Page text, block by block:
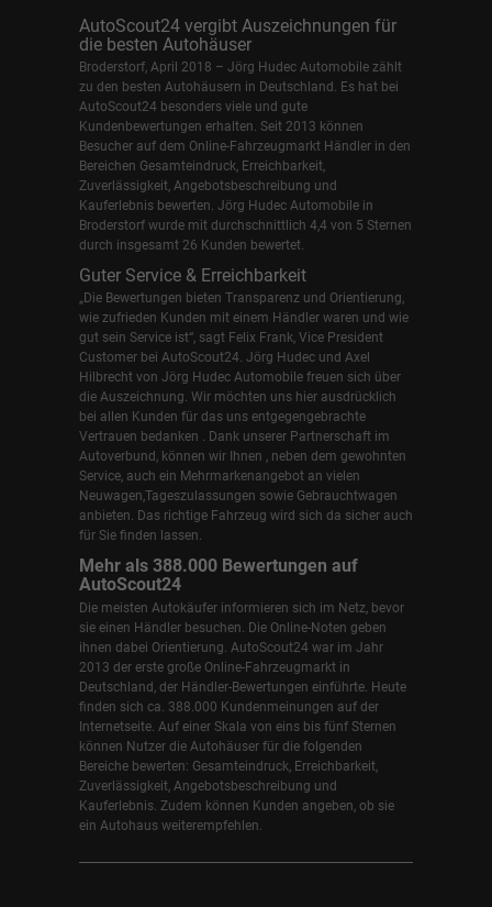
AutoScout24 vergibt Auszeichnungen für
die besten Autohäuser
Broderstorf, April 2018 – Jörg Hudec Automobile zählt
zu den besten Autohäusern in Deutschland. Es hat bei
AutoScout24 besonders viele und gute
Kundenbewertungen erhalten. Seit 2013 können
Besucher auf dem Online-Fahrzeugmarkt Händler in den
Bereichen Gesamteindruck, Erreichbarkeit,
Zuverlässigkeit, Angebotsbeschreibung und
Kauferlebnis bewerten. Jörg Hudec Automobile in
Broderstorf wurde mit durchschnittlich 4,4 von 5 Sternen
durch insgesamt 26 Kunden bewertet.
Guter Service & Erreichbarkeit
„Die Bewertungen bieten Transparenz und Orientierung,
wie zufrieden Kunden mit einem Händler waren und wie
gut sein Service ist“, sagt Felix Frank, Vice President
Customer bei AutoScout24. Jörg Hudec und Axel
Hilbrecht von Jörg Hudec Automobile freuen sich über
die Auszeichnung. Wir möchten uns hier ausdrücklich
bei allen Kunden für das uns entgegengebrachte
Vertrauen bedanken . Dank unserer Partnerschaft im
Autoverbund, können wir Ihnen , neben dem gewohnten
Service, auch ein Mehrmarkenangebot an vielen
Neuwagen,Tageszulassungen sowie Gebrauchtwagen
anbieten. Das richtige Fahrzeug wird sich da sicher auch
für Sie finden lassen.
Mehr als 388.000 Bewertungen auf
AutoScout24
Die meisten Autokäufer informieren sich im Netz, bevor
sie einen Händler besuchen. Die Online-Noten geben
ihnen dabei Orientierung. AutoScout24 war im Jahr
2013 der erste große Online-Fahrzeugmarkt in
Deutschland, der Händler-Bewertungen einführte. Heute
finden sich ca. 388.000 Kundenmeinungen auf der
Internetseite. Auf einer Skala von eins bis fünf Sternen
können Nutzer die Autohäuser für die folgenden
Bereiche bewerten: Gesamteindruck, Erreichbarkeit,
Zuverlässigkeit, Angebotsbeschreibung und
Kauferlebnis. Zudem können Kunden angeben, ob sie
ein Autohaus weiterempfehlen.